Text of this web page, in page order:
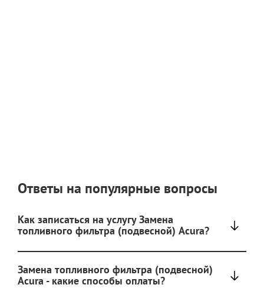
Ответы на популярные вопросы
Как записаться на услугу Замена
топливного фильтра (подвесной) Acura?
Замена топливного фильтра (подвесной)
Acura - какие способы оплаты?